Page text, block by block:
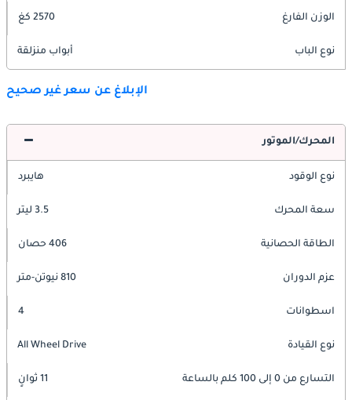
الوزن الفارغ 2570 كغ
نوع الباب أبواب منزلقة
الإبلاغ عن سعر غير صحيح
المحرك/الموتور
نوع الوقود هايبرد
سعة المحرك 3.5 ليتر
الطاقة الحصانية 406 حصان
عزم الدوران 810 نيوتن-متر
اسطوانات 4
نوع القيادة All Wheel Drive
التسارع من 0 إلى 100 كلم بالساعة 11 ثوانٍ